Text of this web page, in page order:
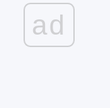
ad